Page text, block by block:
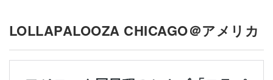
LOLLAPALOOZA CHICAGO＠アメリカ